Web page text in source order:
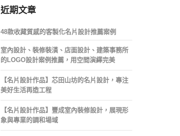
近期文章
48款收藏質感的客製化名片設計推薦案例
室內設計、裝修裝潢、店面設計、建築事務所
的LOGO設計案例推薦，用空間演繹完美
【名片設計作品】芯田山坊的名片設計，專注
美好生活再造工程
【名片設計作品】豐成室內裝修設計，展現形
象與專業的調和場域